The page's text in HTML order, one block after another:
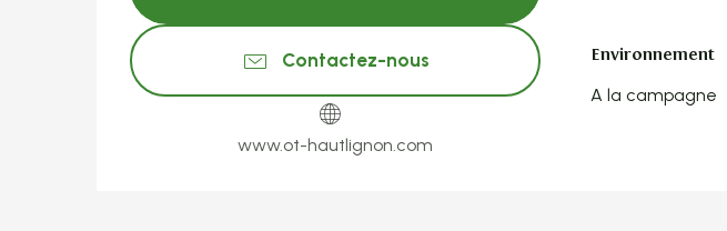
Contactez-nous
www.ot-hautlignon.com
Environnement
Environnement
A la campagne